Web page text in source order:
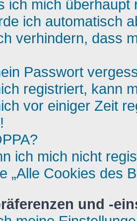
ich mich überhaupt
ich automatisch
verhindern, dass
Passwort
registriert, kann
vor einiger Zeit
ich mich nicht
„Alle Cookies des
und -